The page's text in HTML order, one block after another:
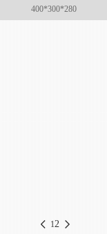
400*300*280
12